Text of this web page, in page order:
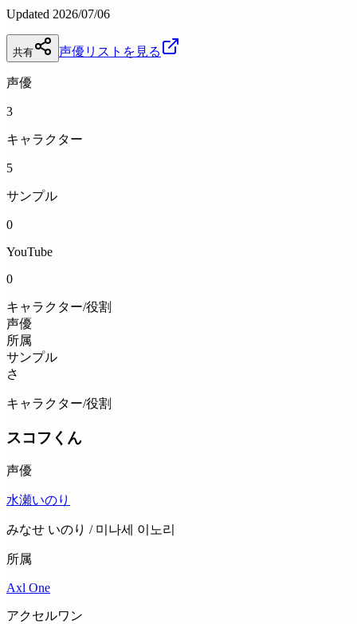
Updated 2026/07/06
共有 声優リストを見る
声優
3
キャラクター
5
サンプル
0
YouTube
0
キャラクター/役割
声優
所属
サンプル
さ
キャラクター/役割
スコフくん
声優
水瀬いのり
みなせ いのり / 미나세 이노리
所属
Axl One
アクセルワン